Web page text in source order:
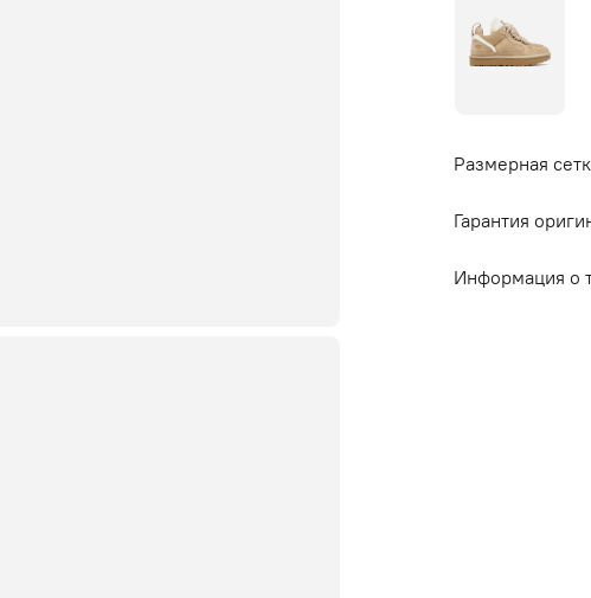
Размерная
Гарантия
Информация о